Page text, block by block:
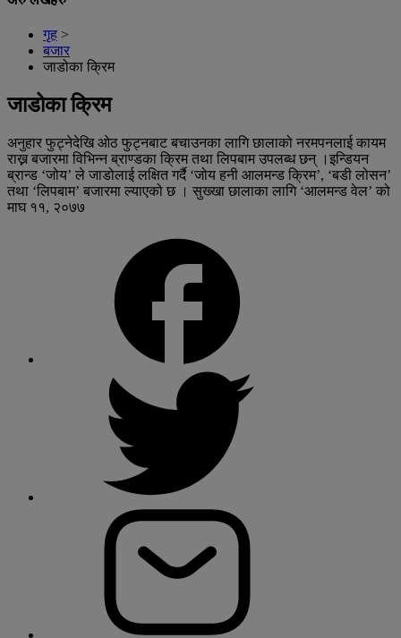
गृह >
बजार
जाडोका क्रिम
जाडोका क्रिम
अनुहार फुट्नेदेखि ओठ फुट्नबाट बचाउनका लागि छालाको नरमपनलाई कायम
राख्न बजारमा विभिन्न ब्राण्डका क्रिम तथा लिपबाम उपलब्ध छन् ।इन्डियन
ब्रान्ड ‘जोय’ ले जाडोलाई लक्षित गर्दै ‘जोय हनी आलमन्ड क्रिम’, ‘बडी लोसन’
तथा ‘लिपबाम’ बजारमा ल्याएको छ । सुख्खा छालाका लागि ‘आलमन्ड वेल’ को
माघ ११, २०७७